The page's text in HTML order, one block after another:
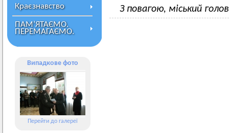
Краєзнавство
ПАМ’ЯТАЄМО.
ПЕРЕМАГАЄМО.
Випадкове фото
Перейти до галереї
З повагою, міський